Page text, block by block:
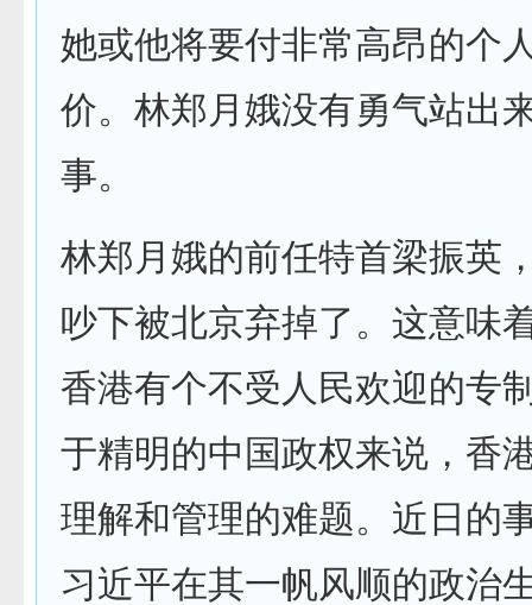
她或他将要付非常高昂的个
价。林郑月娥没有勇气站出
事。
林郑月娥的前任特首梁振英
吵下被北京弃掉了。这意味
香港有个不受人民欢迎的专
于精明的中国政权来说，香
理解和管理的难题。近日的
习近平在其一帆风顺的政治